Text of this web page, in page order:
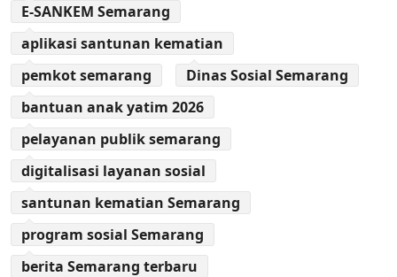
E-SANKEM Semarang
aplikasi santunan kematian
pemkot semarang
Dinas Sosial Semarang
bantuan anak yatim 2026
pelayanan publik semarang
digitalisasi layanan sosial
santunan kematian Semarang
program sosial Semarang
berita Semarang terbaru